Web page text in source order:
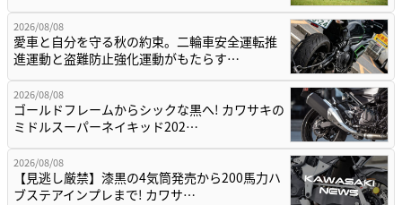
2026/08/08
愛車と自分を守る秋の約束。二輪車安全運転推
進運動と盗難防止強化運動がもたらす…
2026/08/08
ゴールドフレームからシックな黒へ! カワサキの
ミドルスーパーネイキッド202…
2026/08/08
【見逃し厳禁】漆黒の4気筒発売から200馬力ハ
ブステアインプレまで! カワサ…